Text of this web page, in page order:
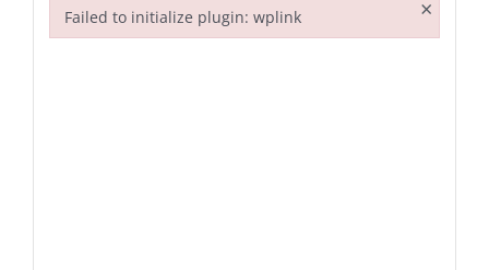
Failed to initialize plugin: wplink ×
Failed to initialize plugin: wplink